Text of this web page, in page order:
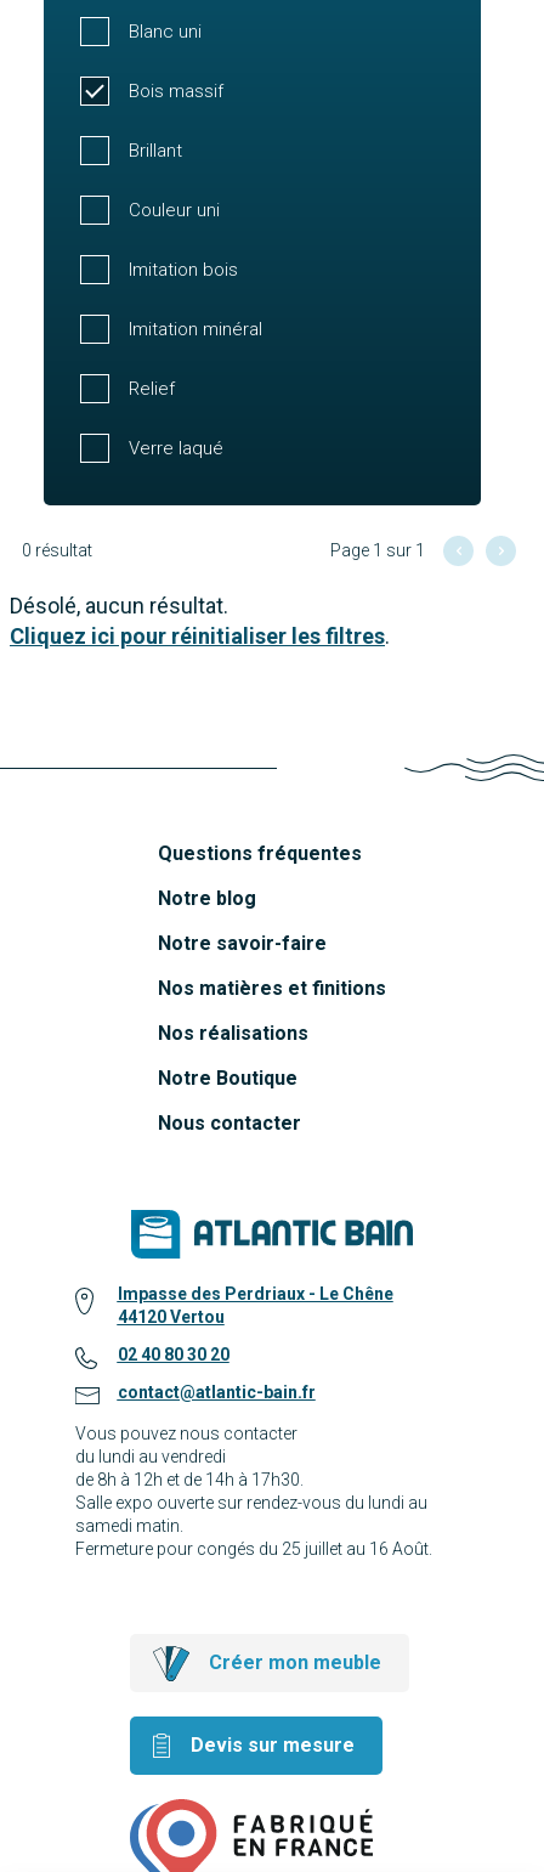
Blanc uni
Bois massif
Brillant
Couleur uni
Imitation bois
Imitation minéral
Relief
Verre laqué
0 résultat Page 1 sur 1
Désolé, aucun résultat.
Cliquez ici pour réinitialiser les filtres.
Questions fréquentes
Notre blog
Notre savoir-faire
Nos matières et finitions
Nos réalisations
Notre Boutique
Nous contacter
Impasse des Perdriaux - Le Chêne
44120 Vertou
02 40 80 30 20
contact@atlantic-bain.fr
Vous pouvez nous contacter
du lundi au vendredi
de 8h à 12h et de 14h à 17h30.
Salle expo ouverte sur rendez-vous du lundi au
samedi matin.
Fermeture pour congés du 25 juillet au 16 Août.
Créer mon meuble
Devis sur mesure